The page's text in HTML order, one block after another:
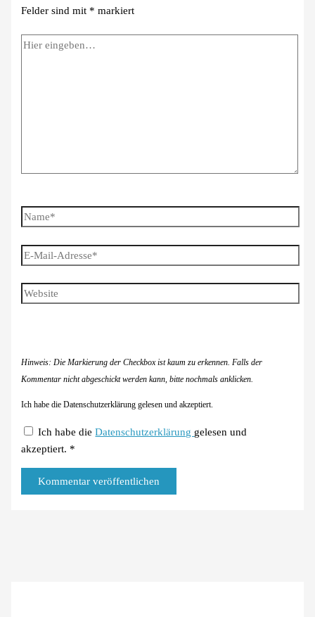
Felder sind mit * markiert
Hier
Name*
E-
Mail-
Adresse*
Website
Hinweis: Die Markierung der Checkbox ist kaum zu erkennen. Falls der
Kommentar nicht abgeschickt werden kann, bitte nochmals anklicken.
Ich habe die Datenschutzerklärung gelesen und akzeptiert.
Ich habe dieDatenschutzerklärung gelesen und
akzeptiert. *